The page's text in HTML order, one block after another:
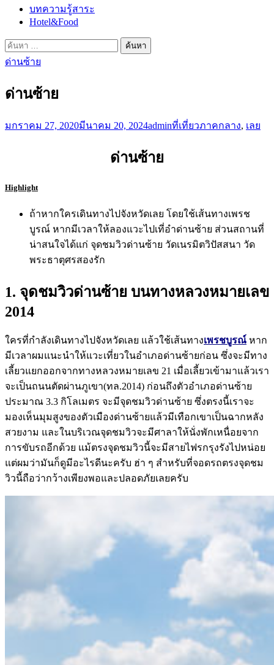
บทความรู้สาระ
Hotel&Food
ค้นหา
สำหรับ:
ด่านซ้าย
ด่านซ้าย
มกราคม 27, 2020มีนาคม 20, 2024adminที่เที่ยวภาคกลาง, เลย
ด่านซ้าย
Highlight
ถ้าหากใครเดินทางไปจังหวัดเลย โดยใช้เส้นทางเพรช
บูรณ์ หากมีเวลาให้ลองแวะไปเที่อำด่านซ้าย ส่วนสถานที่
น่าสนใจได้แก่ จุดชมวิวด่านซ้าย วัดเนรมิตวิปัสสนา วัด
พระธาตุศรสองรัก
1. จุดชมวิวด่านซ้าย บนทางหลวงหมายเลข
2014
ใครที่กำลังเดินทางไปจังหวัดเลย แล้วใช้เส้นทางเพรชบูรณ์ หาก
มีเวลาผมแนะนำให้แวะเที่ยวในอำเภอด่านซ้ายก่อน ซึ่งจะมีทาง
เลี้ยวแยกออกจากทางหลวงหมายเลข 21 เมื่อเลี้ยวเข้ามาแล้วเรา
จะเป็นถนนตัดผ่านภูเขา(ทล.2014) ก่อนถึงตัวอำเภอด่านซ้าย
ประมาณ 3.3 กิโลเมตร จะมีจุดชมวิวด่านซ้าย ซึ่งตรงนี้เราจะ
มองเห็นมุมสูงของตัวเมืองด่านซ้ายแล้วมีเทือกเขาเป็นฉากหลัง
สวยงาม และในบริเวณจุดชมวิวจะมีศาลาให้นั่งพักเหนื่อยจาก
การขับรถอีกด้วย แม้ตรงจุดชมวิวนี้จะมีสายไฟรกรุงรังไปหน่อย
แต่ผมว่ามันก็ดูมีอะไรดีนะครับ ฮ่า ๆ สำหรับที่จอดรถตรงจุดชม
วิวนี้ถือว่ากว้างเพียงพอและปลอดภัยเลยครับ